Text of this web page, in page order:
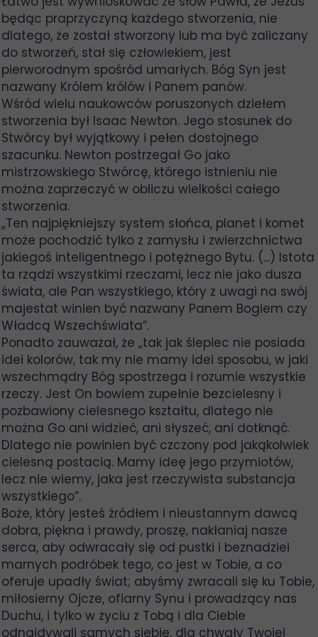
będąc praprzyczyną każdego stworzenia, nie
dlatego, że został stworzony lub ma być zaliczany
do stworzeń, stał się człowiekiem, jest
pierworodnym spośród umarłych. Bóg Syn jest
nazwany Królem królów i Panem panów.
Wśród wielu naukowców poruszonych dziełem
stworzenia był Isaac Newton. Jego stosunek do
Stwórcy był wyjątkowy i pełen dostojnego
szacunku. Newton postrzegał Go jako
mistrzowskiego Stwórcę, którego istnieniu nie
można zaprzeczyć w obliczu wielkości całego
stworzenia.
,,Ten najpiękniejszy system słońca, planet i komet
może pochodzić tylko z zamysłu i zwierzchnictwa
jakiegoś inteligentnego i potężnego Bytu. (...) Istota
ta rządzi wszystkimi rzeczami, lecz nie jako dusza
świata, ale Pan wszystkiego, który z uwagi na swój
majestat winien być nazwany Panem Bogiem czy
Władcą Wszechświata”.
Ponadto zauważał, że „tak jak ślepiec nie posiada
idei kolorów, tak my nie mamy idei sposobu, w jaki
wszechmądry Bóg spostrzega i rozumie wszystkie
rzeczy. Jest On bowiem zupełnie bezcielesny i
pozbawiony cielesnego kształtu, dlatego nie
można Go ani widzieć, ani słyszeć, ani dotknąć.
Dlatego nie powinien być czczony pod jakąkolwiek
cielesną postacią. Mamy ideę jego przymiotów,
lecz nie wiemy, jaka jest rzeczywista substancja
wszystkiego”.
Boże, który jesteś źródłem i nieustannym dawcą
dobra, piękna i prawdy, proszę, nakłaniaj nasze
serca, aby odwracały się od pustki i beznadziei
marnych podróbek tego, co jest w Tobie, a co
oferuje upadły świat; abyśmy zwracali się ku Tobie,
miłosierny Ojcze, ofiarny Synu i prowadzący nas
Duchu, i tylko w życiu z Tobą i dla Ciebie
odnajdywali samych siebie, dla chwały Twojej